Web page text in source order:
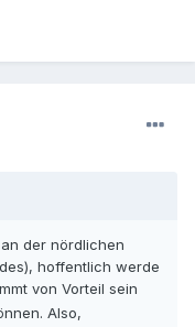
der nördlichen
hoffentlich werde
von Vorteil sein
Also,